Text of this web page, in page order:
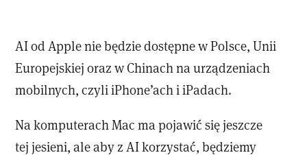
AI od Apple nie będzie dostępne w Polsce, Unii
Europejskiej oraz w Chinach na urządzeniach
mobilnych, czyli iPhone’ach i iPadach.
Na komputerach Mac ma pojawić się jeszcze
tej jesieni, ale aby z AI korzystać, będziemy